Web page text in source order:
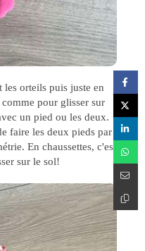
les orteils puis juste en
pour glisser sur
un pied ou les deux.
faire les deux pieds par
En chaussettes, c'est
sur le sol!